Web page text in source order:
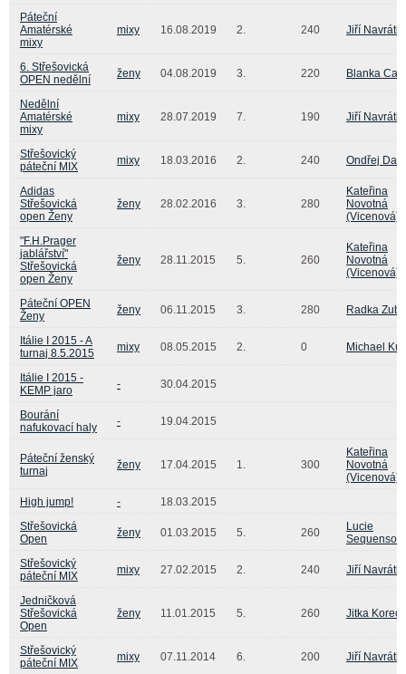
Páteční
Amatérské
mixy
mixy 16.08.2019 2. 240 Jiří Navrátil
6. Střešovická
OPEN nedělní
ženy 04.08.2019 3. 220 Blanka
Nedělní
Amatérské
mixy
mixy 28.07.2019 7. 190 Jiří Navrátil
Střešovický
páteční MIX
mixy 18.03.2016 2. 240 Ondřej
Adidas
Střešovická
open Ženy
ženy 28.02.2016 3. 280
Kateřina
Novotná
(Vicenová)
"F.H.Prager
jablářství"
Střešovická
open Ženy
ženy 28.11.2015 5. 260
Kateřina
Novotná
(Vicenová)
Páteční OPEN
Ženy
ženy 06.11.2015 3. 280 Radka
Itálie I 2015 - A
turnaj 8.5.2015
mixy 08.05.2015 2. 0 Michael
Itálie I 2015 -
KEMP jaro
- 30.04.2015
Bourání
nafukovací haly
- 19.04.2015
Páteční ženský
turnaj
ženy 17.04.2015 1. 300
Kateřina
Novotná
(Vicenová)
High jump!
-
18.03.2015
Střešovická
Open
ženy 01.03.2015 5. 260
Lucie
Střešovický
páteční MIX
mixy 27.02.2015 2. 240 Jiří Navrátil
Jedničková
Střešovická
Open
ženy 11.01.2015 5. 260 Jitka
Střešovický
páteční MIX
mixy 07.11.2014 6. 200 Jiří Navrátil